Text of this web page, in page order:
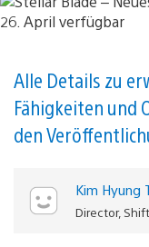
Alle Details zu
Fähigkeiten und
den
Kim Hyung
Director,